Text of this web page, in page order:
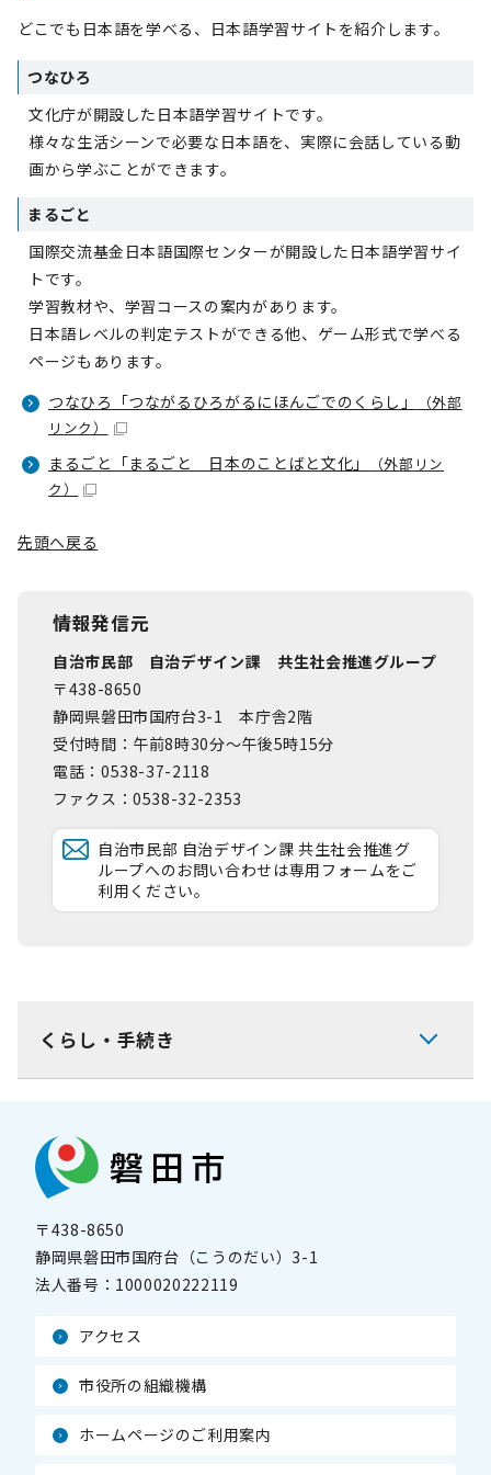
どこでも日本語を学べる、日本語学習サイトを紹介します。
つなひろ
文化庁が開設した日本語学習サイトです。
様々な生活シーンで必要な日本語を、実際に会話している動
画から学ぶことができます。
まるごと
国際交流基金日本語国際センターが開設した日本語学習サイ
トです。
学習教材や、学習コースの案内があります。
日本語レベルの判定テストができる他、ゲーム形式で学べる
ページもあります。
つなひろ「つながるひろがるにほんごでのくらし」
（外部
リンク）
まるごと「まるごと 日本のことばと文化」
（外部リン
ク）
先頭へ戻る
情報発信元
自治市民部 自治デザイン課 共生社会推進グループ
〒438-8650
静岡県磐田市国府台3-1 本庁舎2階
受付時間：午前8時30分～午後5時15分
電話：0538-37-2118
ファクス：0538-32-2353
自治市民部 自治デザイン課 共生社会推進グ
ループへのお問い合わせは専用フォームをご
利用ください。
くらし・手続き
〒438-8650
静岡県磐田市国府台（こうのだい）3-1
法人番号： 1000020222119
アクセス
市役所の組織機構
ホームページのご利用案内